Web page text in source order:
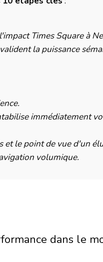
Times Square à
la puissance
immédiatement
et le point de vue d'un
volumique.
dans le